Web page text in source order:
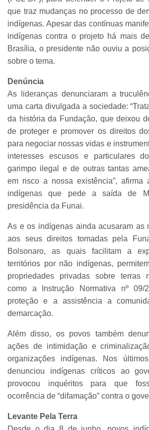
que traz mudanças no processo de
indígenas. Apesar das contínuas
indígenas contra o projeto há mais
Brasília, o presidente não ouviu a
sobre o tema.
Denúncia
As lideranças denunciaram a
uma carta divulgada a sociedade:
da história da Fundação, que deixou
de proteger e promover os direitos
para negociar nossas vidas e
interesses escusos e particulares
garimpo ilegal e de outras tantas
em risco a nossa existência”, afirma
indígenas que pede a saída de
presidência da Funai.
As e os indígenas ainda acusaram as
aos seus direitos tomadas pela
Bolsonaro, as quais facilitam a
territórios por não indígenas,
propriedades privadas sobre terras
como a Instrução Normativa nº
proteção e a assistência a
demarcação.
Além disso, os povos também
ações de intimidação e
organizações indígenas. Nos
denunciou indígenas críticos ao
provocou inquéritos para que
ocorrência de “difamação” contra o
Levante Pela Terra